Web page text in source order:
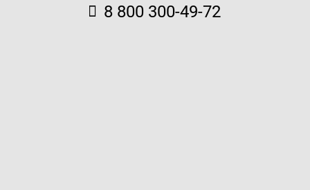
8 800 300-49-72